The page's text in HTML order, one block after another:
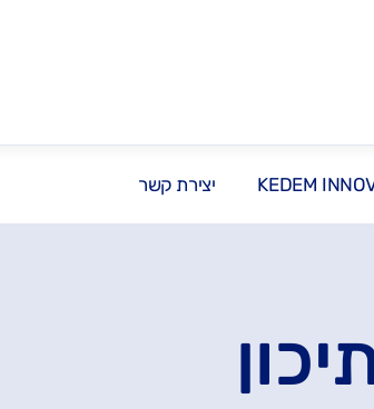
KEDEM יצירת קשר